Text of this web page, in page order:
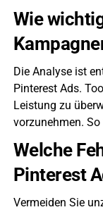
Wie
Die Analyse ist
Pinterest Ads.
Leistung zu
vorzunehmen.
Welche
Pinterest
Vermeiden Sie